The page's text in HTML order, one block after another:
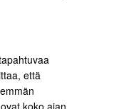
että